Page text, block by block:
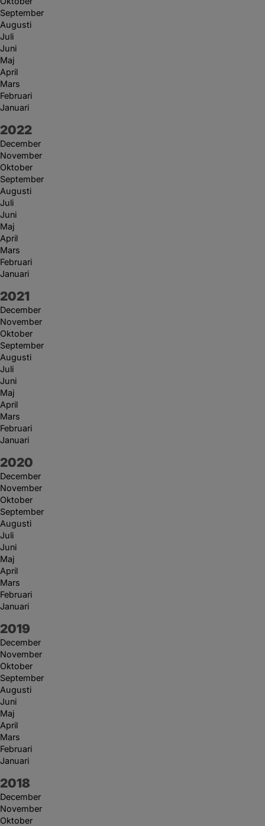
September
Augusti
Juli
Juni
Maj
April
Mars
Februari
Januari
År:
2022
December
November
Oktober
September
Augusti
Juli
Juni
Maj
April
Mars
Februari
Januari
År:
2021
December
November
Oktober
September
Augusti
Juli
Juni
Maj
April
Mars
Februari
Januari
År:
2020
December
November
Oktober
September
Augusti
Juli
Juni
Maj
April
Mars
Februari
Januari
År:
2019
December
November
Oktober
September
Augusti
Juni
Maj
April
Mars
Februari
Januari
År:
2018
December
November
Oktober